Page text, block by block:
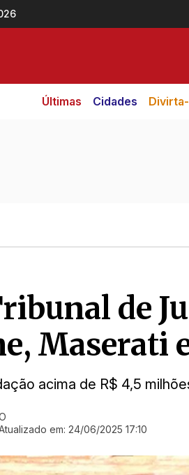
Últimas Cidades
de
Maserati
acima de R$ 4,5
em: 24/06/2025 17:10